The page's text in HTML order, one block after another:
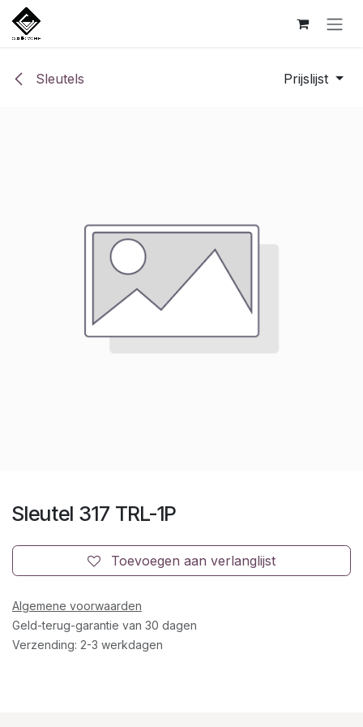
Overslaan naar inhoud
Sleutels Prijslijst
Sleutel 317 TRL-1P
Toevoegen aan verlanglijst
Algemene voorwaarden
Geld-terug-garantie van 30 dagen
Verzending: 2-3 werkdagen